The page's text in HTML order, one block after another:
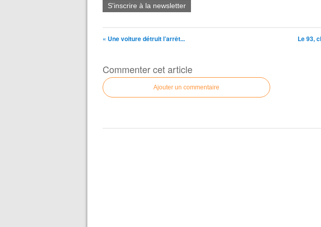
S'inscrire à la newsletter
« Une voiture détruit l’arrêt... Le 93,
Commenter cet article
Ajouter un commentaire